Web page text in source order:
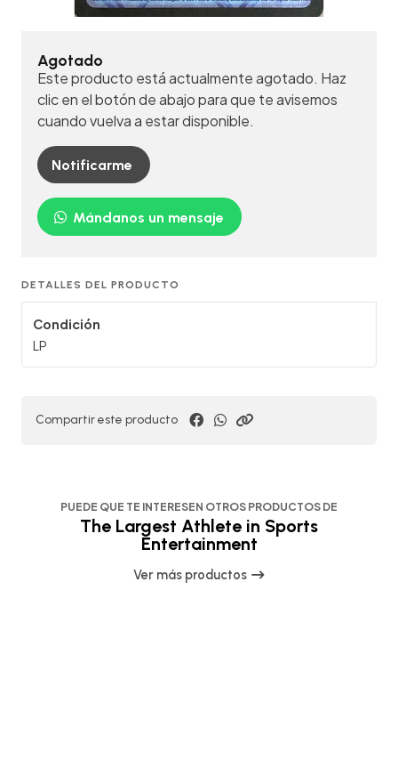
Agotado
Este producto está actualmente agotado. Haz
clic en el botón de abajo para que te avisemos
cuando vuelva a estar disponible.
Notificarme
Mándanos un mensaje
DETALLES DEL PRODUCTO
Condición
LP
Compartir este producto
PUEDE QUE TE INTERESEN OTROS PRODUCTOS DE
The Largest Athlete in Sports
Entertainment
Ver más productos